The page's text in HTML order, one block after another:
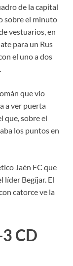
de la capital
sobre el minuto
vestuarios, en
para un Rus
el uno a dos
que vio
a ver puerta
que, sobre el
los puntos en
Jaén FC que
líder Begíjar. El
catorce ve la
CD